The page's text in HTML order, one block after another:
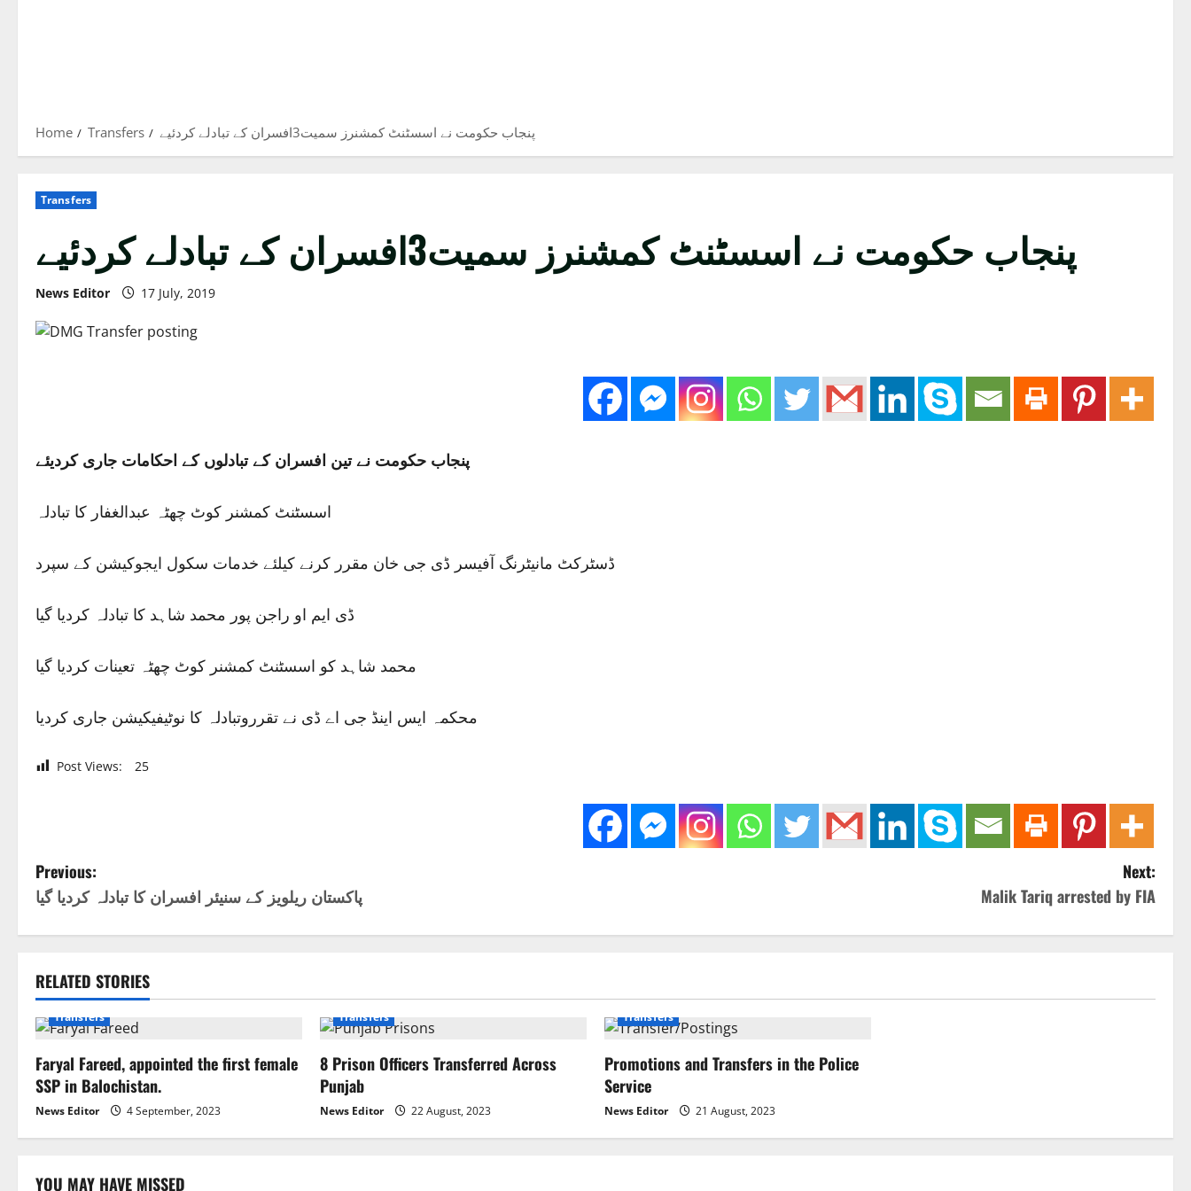
Home Transfers پنجاب حکومت نے اسسٹنٹ کمشنرز سمیت3افسران کے تبادلے کردئیے
Transfers
پنجاب حکومت نے اسسٹنٹ کمشنرز سمیت3افسران کے تبادلے کردئیے
News Editor 17 July, 2019
پنجاب حکومت نے تین افسران کے تبادلوں کے احکامات جاری کردیئے
اسسٹنٹ کمشنر کوٹ چھٹہ عبدالغفار کا تبادلہ
ڈسٹرکٹ مانیٹرنگ آفیسر ڈی جی خان مقرر کرنے کیلئے خدمات سکول ایجوکیشن کے سپرد
ڈی ایم او راجن پور محمد شاہد کا تبادلہ کردیا گیا
محمد شاہد کو اسسٹنٹ کمشنر کوٹ چھٹہ تعینات کردیا گیا
محکمہ ایس اینڈ جی اے ڈی نے تقرروتبادلہ کا نوٹیفیکیشن جاری کردیا
Post Views: 25
P
o
t
n
a
v
i
g
Previous:
پاکستان ریلویز کے سنیئر افسران کا تبادلہ کردیا گیا
Next:
Malik Tariq arrested by FIA
RELATED STORIES
National Pakistan
Transfers
Faryal Fareed, appointed the first female
SSP in Balochistan.
News Editor 4 September, 2023
Transfers
8 Prison Officers Transferred Across
Punjab
News Editor 22 August, 2023
Transfers
Promotions and Transfers in the Police
Service
News Editor 21 August, 2023
YOU MAY HAVE MISSED